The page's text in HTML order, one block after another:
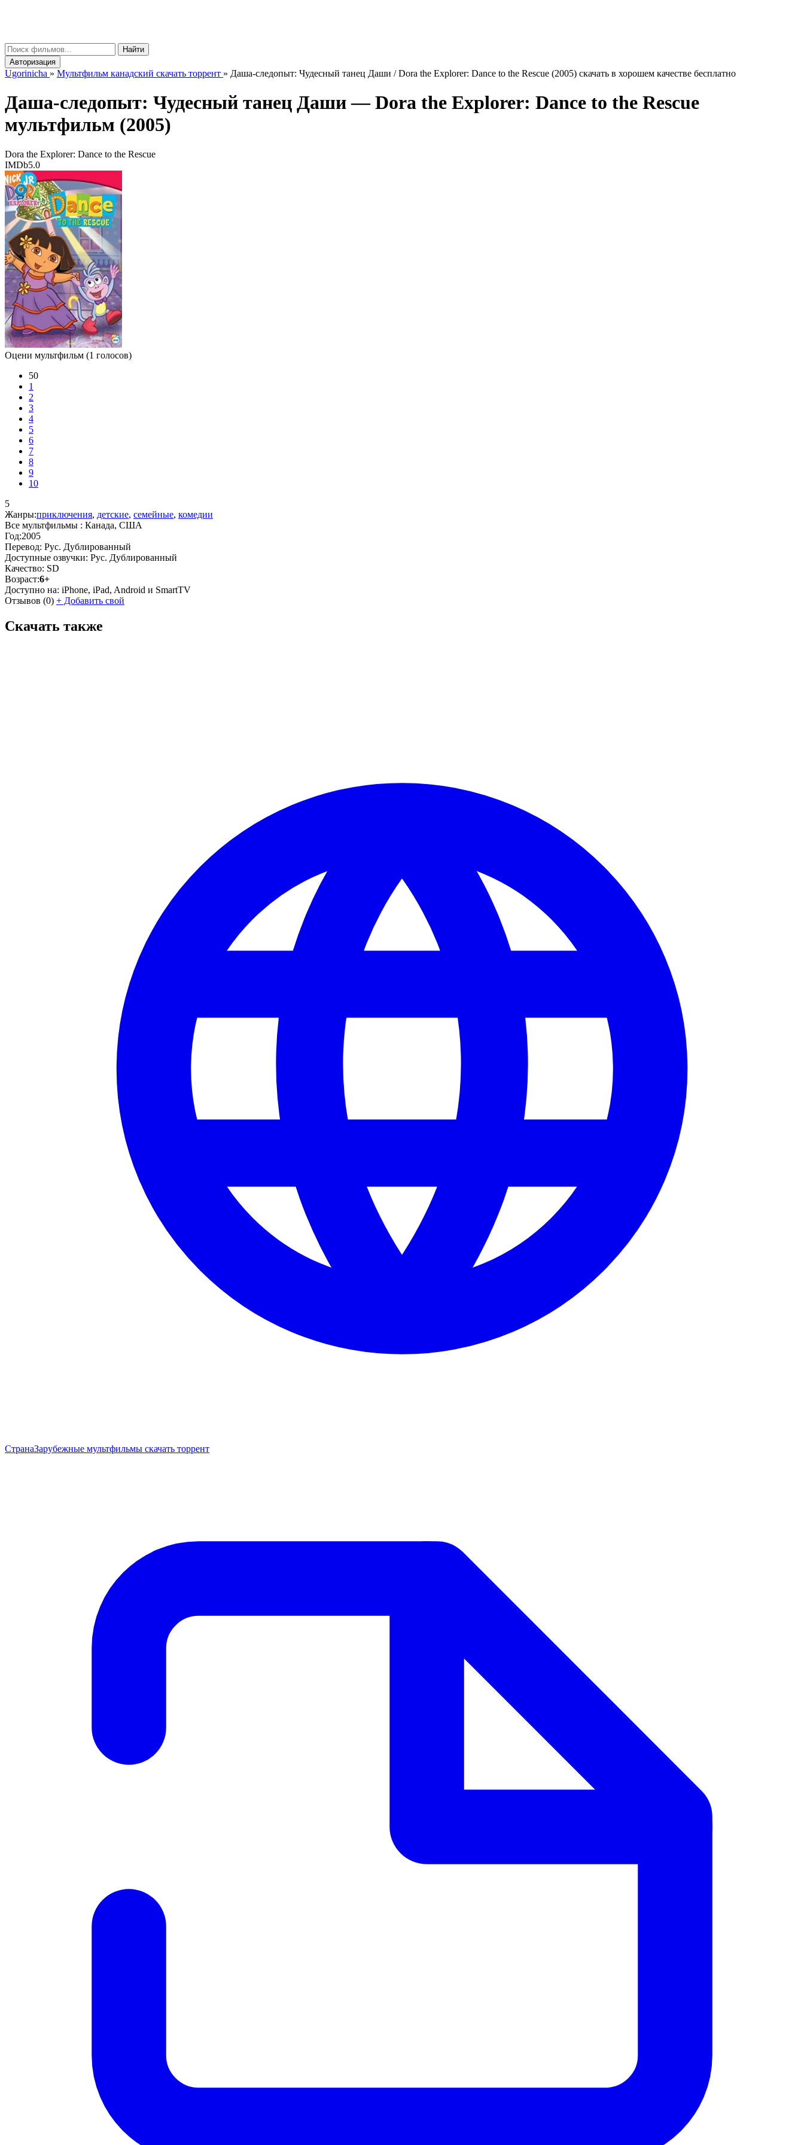
Найти
Авторизация
Ugorinicha » Мультфильм канадский скачать торрент » Даша-следопыт: Чудесный танец Даши / Dora the Explorer: Dance to the Rescue (2005) скачать в хорошем качестве бесплатно
Даша-следопыт: Чудесный танец Даши —Dora the Explorer: Dance to the Rescue
мультфильм (2005)
Dora the Explorer: Dance to the Rescue
IMDb5.0
Оцени мультфильм (1 голосов)
50
1
2
3
4
5
6
7
8
9
10
5
Жанры:приключения, детские, семейные, комедии
Все мультфильмы : Канада, США
Год:2005
Перевод: Рус. Дублированный
Доступные озвучки: Рус. Дублированный
Качество: SD
Возраст:6+
Доступно на: iPhone, iPad, Android и SmartTV
Отзывов (0) + Добавить свой
Скачать также
СтранаЗарубежные мультфильмы скачать торрент